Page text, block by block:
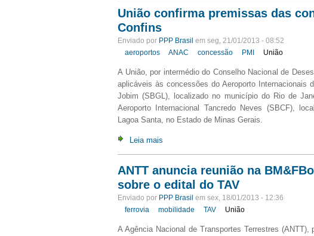
União confirma premissas das
Confins
Enviado por PPP Brasil em seg, 21/01/2013 - 08:52
aeroportos
ANAC concessão PMI União
A União, por intermédio do Conselho Nacional de
aplicáveis às concessões do Aeroporto Internacionais
Jobim (SBGL), localizado no município do Rio de
Aeroporto Internacional Tancredo Neves (SBCF),
Lagoa Santa, no Estado de Minas Gerais.
Leia mais
ANTT anuncia reunião na
sobre o edital do TAV
Enviado por PPP Brasil em sex, 18/01/2013 - 12:36
ferrovia
mobilidade TAV União
A Agência Nacional de Transportes Terrestres